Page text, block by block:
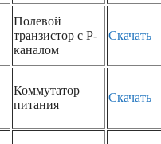
Полевой
транзистор с P-
каналом
Скачать
Коммутатор
питания
Скачать